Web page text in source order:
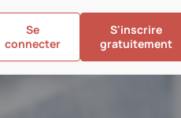
Se
connecter
S'inscrire
gratuitement